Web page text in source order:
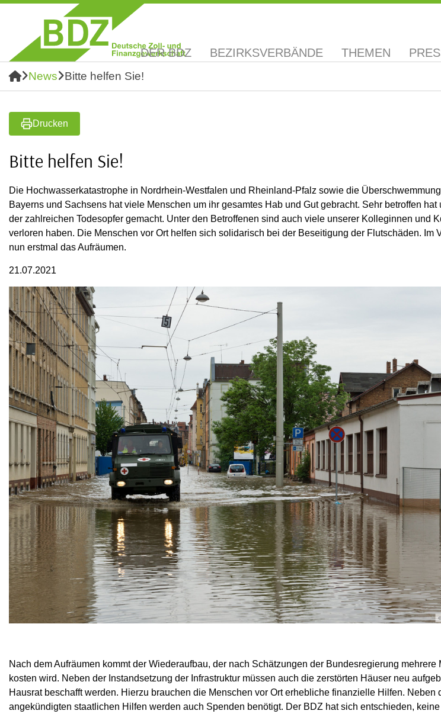
DER BDZ BEZIRKSVERBÄNDE THEMEN
News Bitte helfen Sie!
Drucken
Bitte helfen Sie!
Die Hochwasserkatastrophe in Nordrhein-Westfalen und Rheinland-Pfalz sowie die
Bayerns und Sachsens hat viele Menschen um ihr gesamtes Hab und Gut gebracht. Sehr betroffen hat
der zahlreichen Todesopfer gemacht. Unter den Betroffenen sind auch viele unserer Kolleginnen und
verloren haben. Die Menschen vor Ort helfen sich solidarisch bei der Beseitigung der Flutschäden. Im
nun erstmal das Aufräumen.
21.07.2021
Nach dem Aufräumen kommt der Wiederaufbau, der nach Schätzungen der Bundesregierung mehrere
kosten wird. Neben der Instandsetzung der Infrastruktur müssen auch die zerstörten Häuser neu
Hausrat beschafft werden. Hierzu brauchen die Menschen vor Ort erhebliche finanzielle Hilfen. Neben
angekündigten staatlichen Hilfen werden auch Spenden benötigt. Der BDZ hat sich entschieden,